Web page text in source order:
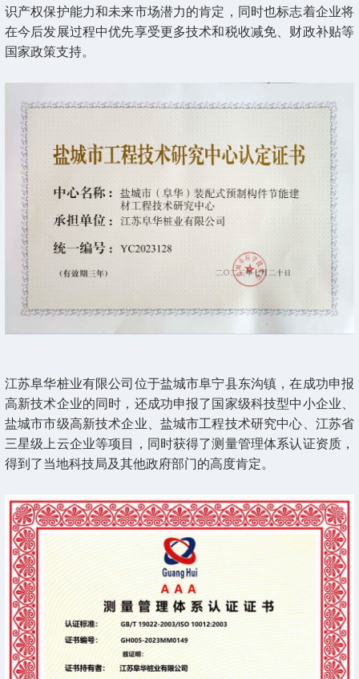
识产权保护能力和未来市场潜力的肯定，同时也标志着企业将
在今后发展过程中优先享受更多技术和税收减免、财政补贴等
国家政策支持。
江苏阜华桩业有限公司位于盐城市阜宁县东沟镇，在成功申报
高新技术企业的同时，还成功申报了国家级科技型中小企业、
盐城市市级高新技术企业、盐城市工程技术研究中心、江苏省
三星级上云企业等项目，同时获得了测量管理体系认证资质，
得到了当地科技局及其他政府部门的高度肯定。